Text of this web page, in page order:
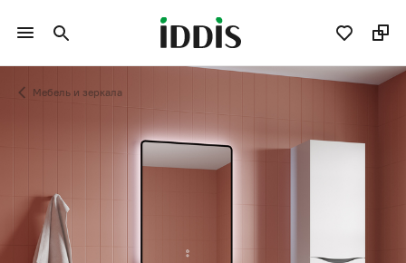
Мебель и зеркала